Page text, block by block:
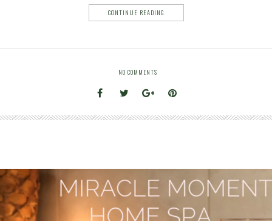
CONTINUE READING
NO COMMENTS